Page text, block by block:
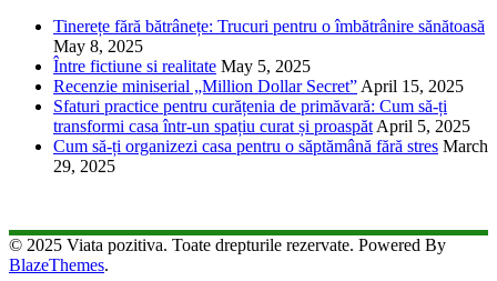
Tinerețe fără bătrânețe: Trucuri pentru o îmbătrânire sănătoasă
May 8, 2025
Între fictiune si realitate May 5, 2025
Recenzie miniserial „Million Dollar Secret” April 15, 2025
Sfaturi practice pentru curățenia de primăvară: Cum să-ți
transformi casa într-un spațiu curat și proaspăt April 5, 2025
Cum să-ți organizezi casa pentru o săptămână fără stres March
29, 2025
© 2025 Viata pozitiva. Toate drepturile rezervate. Powered By
BlazeThemes.